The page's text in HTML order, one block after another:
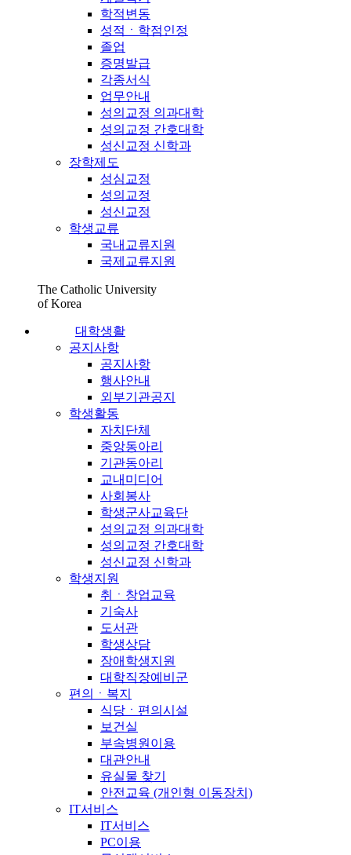
학적변동
성적ㆍ학점인정
졸업
증명발급
각종서식
업무안내
성의교정 의과대학
성의교정 간호대학
성신교정 신학과
장학제도
성심교정
성의교정
성신교정
학생교류
국내교류지원
국제교류지원
The Catholic University
of Korea
대학생활
공지사항
공지사항
행사안내
외부기관공지
학생활동
자치단체
중앙동아리
기관동아리
교내미디어
사회봉사
학생군사교육단
성의교정 의과대학
성의교정 간호대학
성신교정 신학과
학생지원
취ㆍ창업교육
기숙사
도서관
학생상담
장애학생지원
대학직장예비군
편의ㆍ복지
식당ㆍ편의시설
보건실
부속병원이용
대관안내
유실물 찾기
안전교육 (개인형 이동장치)
IT서비스
IT서비스
PC이용